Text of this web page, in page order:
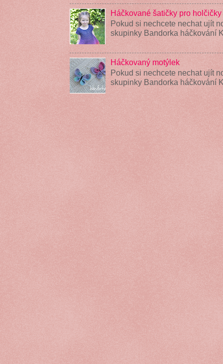
Háčkované šatičky pro holčičky
Pokud si nechcete nechat ujít
skupinky Bandorka háčkování
Háčkovaný motýlek
Pokud si nechcete nechat ujít
skupinky Bandorka háčkování